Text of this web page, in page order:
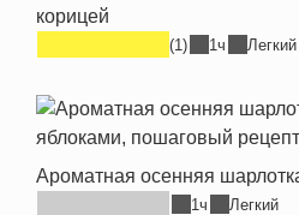
корицей
(1) 1ч Легкий
Ароматная осенняя
1ч Легкий